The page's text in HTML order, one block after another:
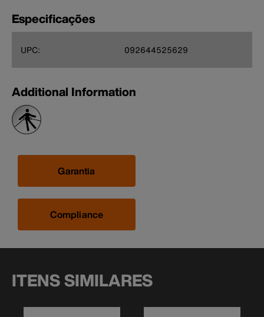
Especificações
UPC: 092644525629
Additional Information
Garantia
Compliance
ITENS SIMILARES